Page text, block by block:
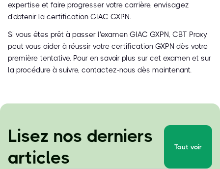
expertise et faire progresser votre carrière, envisagez
d'obtenir la certification GIAC GXPN.
Si vous êtes prêt à passer l'examen GIAC GXPN, CBT Proxy
peut vous aider à réussir votre certification GXPN dès votre
première tentative. Pour en savoir plus sur cet examen et sur
la procédure à suivre, contactez-nous dès maintenant.
Lisez nos derniers
articles
Tout voir